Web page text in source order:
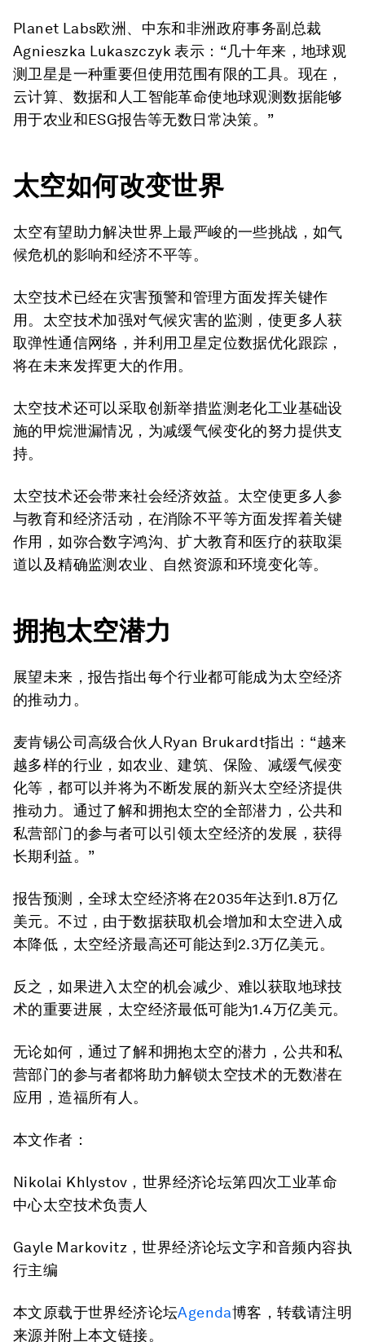
Planet Labs欧洲、中东和非洲政府事务副总裁
Agnieszka Lukaszczyk 表示：“几十年来，地球观
测卫星是一种重要但使用范围有限的工具。现在，
云计算、数据和人工智能革命使地球观测数据能够
用于农业和ESG报告等无数日常决策。”
太空如何改变世界
太空有望助力解决世界上最严峻的一些挑战，如气
候危机的影响和经济不平等。
太空技术已经在灾害预警和管理方面发挥关键作
用。太空技术加强对气候灾害的监测，使更多人获
取弹性通信网络，并利用卫星定位数据优化跟踪，
将在未来发挥更大的作用。
太空技术还可以采取创新举措监测老化工业基础设
施的甲烷泄漏情况，为减缓气候变化的努力提供支
持。
太空技术还会带来社会经济效益。太空使更多人参
与教育和经济活动，在消除不平等方面发挥着关键
作用，如弥合数字鸿沟、扩大教育和医疗的获取渠
道以及精确监测农业、自然资源和环境变化等。
拥抱太空潜力
展望未来，报告指出每个行业都可能成为太空经济
的推动力。
麦肯锡公司高级合伙人Ryan Brukardt指出：“越来
越多样的行业，如农业、建筑、保险、减缓气候变
化等，都可以并将为不断发展的新兴太空经济提供
推动力。通过了解和拥抱太空的全部潜力，公共和
私营部门的参与者可以引领太空经济的发展，获得
长期利益。”
报告预测，全球太空经济将在2035年达到1.8万亿
美元。不过，由于数据获取机会增加和太空进入成
本降低，太空经济最高还可能达到2.3万亿美元。
反之，如果进入太空的机会减少、难以获取地球技
术的重要进展，太空经济最低可能为1.4万亿美元。
无论如何，通过了解和拥抱太空的潜力，公共和私
营部门的参与者都将助力解锁太空技术的无数潜在
应用，造福所有人。
本文作者：
Nikolai Khlystov，世界经济论坛第四次工业革命
中心太空技术负责人
Gayle Markovitz，世界经济论坛文字和音频内容执
行主编
本文原载于世界经济论坛Agenda博客，转载请注明
来源并附上本文链接。